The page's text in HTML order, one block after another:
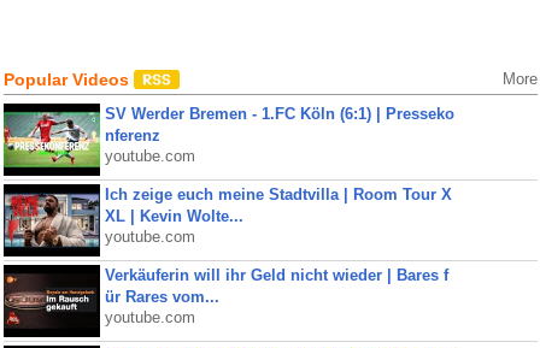
Popular Videos More
SV Werder Bremen - 1.FC Köln (6:1) | Presseko
nferenz
youtube.com
Ich zeige euch meine Stadtvilla | Room Tour X
XL | Kevin Wolte...
youtube.com
Verkäuferin will ihr Geld nicht wieder | Bares f
ür Rares vom...
youtube.com